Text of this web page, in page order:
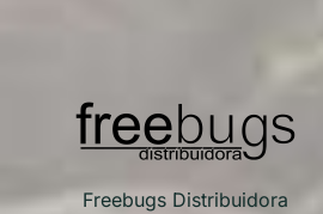
Freebugs Distribuidora